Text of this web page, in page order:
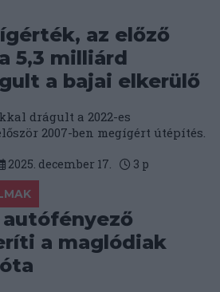
az előző
5,3 milliárd
a bajai elkerülő
drágult a 2022-es
2007-ben megígért útépítés.
2025. december 17. 3 p
a maglódiak